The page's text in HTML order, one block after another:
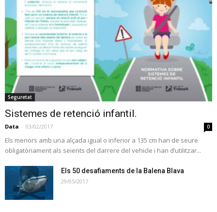
Seguretat
Sistemes de retenció infantil.
Data - 03/02/2017 0
Els menors amb una alçada igual o inferior a 135 cm han de seure
obligatòriament als seients del darrere del vehicle i han d’utilitzar...
Els 50 desafiaments de la Balena Blava
29/05/2017